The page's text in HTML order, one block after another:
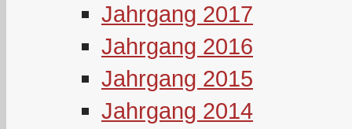
Jahrgang 2017
Jahrgang 2016
Jahrgang 2015
Jahrgang 2014